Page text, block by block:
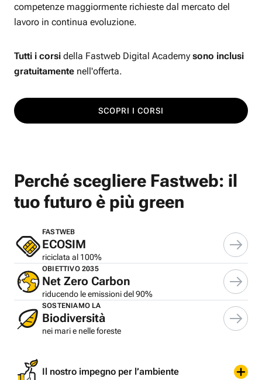
competenze maggiormente richieste dal mercato del
lavoro in continua evoluzione.
Tutti i corsi della Fastweb Digital Academy sono inclusi
gratuitamente nell'offerta.
SCOPRI I CORSI
Perché scegliere Fastweb: il
tuo futuro è più green
FASTWEB
ECOSIM
riciclata al 100%
OBIETTIVO 2035
Net Zero Carbon
riducendo le emissioni del 90%
SOSTENIAMO LA
Biodiversità
nei mari e nelle foreste
Il nostro impegno per l’ambiente